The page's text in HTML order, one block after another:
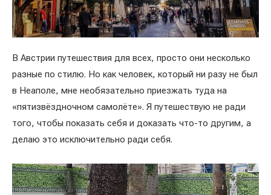
В Австрии путешествия для всех, просто они несколько
разные по стилю. Но как человек, который ни разу не был
в Неаполе, мне необязательно приезжать туда на
«пятизвёздночном самолёте». Я путешествую не ради
того, чтобы показать себя и доказать что-то другим, а
делаю это исключительно ради себя.